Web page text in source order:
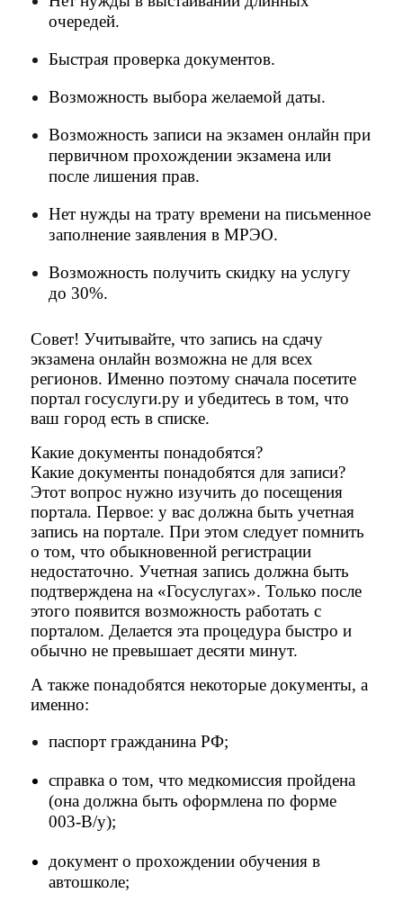
очередей.
Быстрая проверка документов.
Возможность выбора желаемой даты.
Возможность записи на экзамен онлайн при
первичном прохождении экзамена или
после лишения прав.
Нет нужды на трату времени на письменное
заполнение заявления в МРЭО.
Возможность получить скидку на услугу
до 30%.
Совет! Учитывайте, что запись на сдачу
экзамена онлайн возможна не для всех
регионов. Именно поэтому сначала посетите
портал госуслуги.ру и убедитесь в том, что
ваш город есть в списке.
Какие документы понадобятся?
Какие документы понадобятся для записи?
Этот вопрос нужно изучить до посещения
портала. Первое: у вас должна быть учетная
запись на портале. При этом следует помнить
о том, что обыкновенной регистрации
недостаточно. Учетная запись должна быть
подтверждена на «Госуслугах». Только после
этого появится возможность работать с
порталом. Делается эта процедура быстро и
обычно не превышает десяти минут.
А также понадобятся некоторые документы, а
именно:
паспорт гражданина РФ;
справка о том, что медкомиссия пройдена
(она должна быть оформлена по форме
003-В/у);
документ о прохождении обучения в
автошколе;